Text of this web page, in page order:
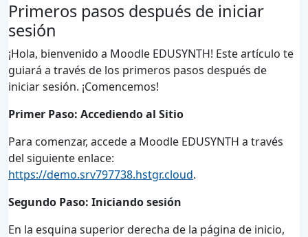
Primeros pasos después de iniciar
sesión
¡Hola, bienvenido a Moodle EDUSYNTH! Este artículo te
guiará a través de los primeros pasos después de
iniciar sesión. ¡Comencemos!
Primer Paso: Accediendo al Sitio
Para comenzar, accede a Moodle EDUSYNTH a través
del siguiente enlace:
https://demo.srv797738.hstgr.cloud.
Segundo Paso: Iniciando sesión
En la esquina superior derecha de la página de inicio,